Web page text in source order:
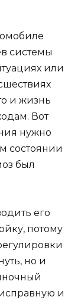
системы
или
и жизнь
Вот
нужно
состоянии
был
его
потому
но и
и